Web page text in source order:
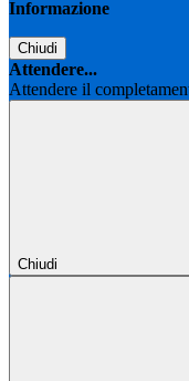
Informazione
Chiudi
Attendere...
Attendere il
Chiudi